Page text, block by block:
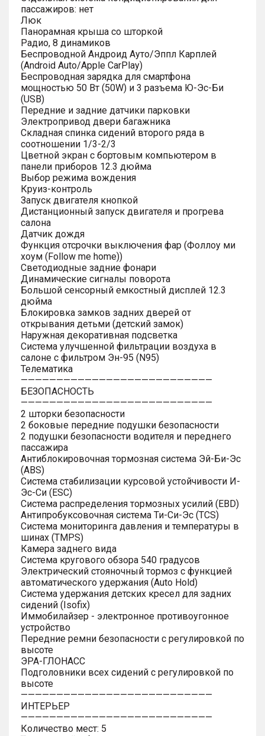
пассажиров: нет
Люк
Панорамная крыша со шторкой
Радио, 8 динамиков
Беспроводной Андроид Ауто/Эппл Карплей
(Android Auto/Apple CarPlay)
Беспроводная зарядка для смартфона
мощностью 50 Вт (50W) и 3 разъема Ю-Эс-Би
(USB)
Передние и задние датчики парковки
Электропривод двери багажника
Складная спинка сидений второго ряда в
соотношении 1/3-2/3
Цветной экран с бортовым компьютером в
панели приборов 12.3 дюйма
Выбор режима вождения
Круиз-контроль
Запуск двигателя кнопкой
Дистанционный запуск двигателя и прогрева
салона
Датчик дождя
Функция отсрочки выключения фар (Фоллоу ми
хоум (Follow me home))
Светодиодные задние фонари
Динамические сигналы поворота
Большой сенсорный емкостный дисплей 12.3
дюйма
Блокировка замков задних дверей от
открывания детьми (детский замок)
Наружная декоративная подсветка
Система улучшенной фильтрации воздуха в
салоне с фильтром Эн-95 (N95)
Телематика
———————————————————————————
БЕЗОПАСНОСТЬ
———————————————————————————
2 шторки безопасности
2 боковые передние подушки безопасности
2 подушки безопасности водителя и переднего
пассажира
Антиблокировочная тормозная система Эй-Би-Эс
(ABS)
Система стабилизации курсовой устойчивости И-
Эс-Си (ESC)
Система распределения тормозных усилий (EBD)
Антипробуксовочная система Ти-Си-Эс (TCS)
Система мониторинга давления и температуры в
шинах (TMPS)
Камера заднего вида
Система кругового обзора 540 градусов
Электрический стояночный тормоз с функцией
автоматического удержания (Auto Hold)
Система удержания детских кресел для задних
сидений (Isofix)
Иммобилайзер - электронное противоугонное
устройство
Передние ремни безопасности с регулировкой по
высоте
ЭРА-ГЛОНАСС
Подголовники всех сидений с регулировкой по
высоте
———————————————————————————
ИНТЕРЬЕР
———————————————————————————
Количество мест: 5